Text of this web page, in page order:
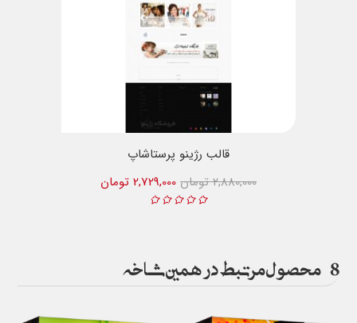
قالب رژینو پرستاشاپ
2,729,000 تومان
2,880,000 تومان
8 محصول مرتبط در همین شاخه